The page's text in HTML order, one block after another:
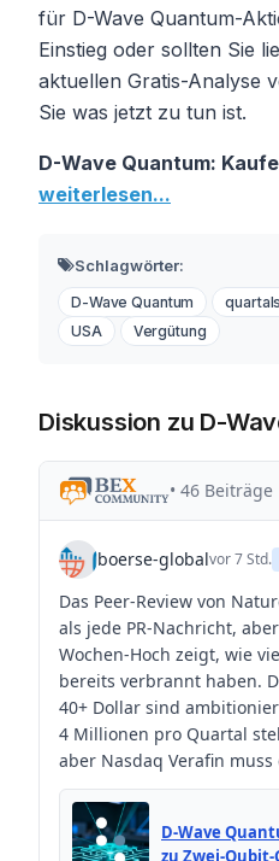
für D-Wave Quantum-
Einstieg oder sollten Sie
aktuellen Gratis-Analyse
Sie was jetzt zu tun ist.
D-Wave Quantum:
weiterlesen...
Schlagwörter:
D-Wave Quantum
USA
Vergütung
Diskussion zu D-